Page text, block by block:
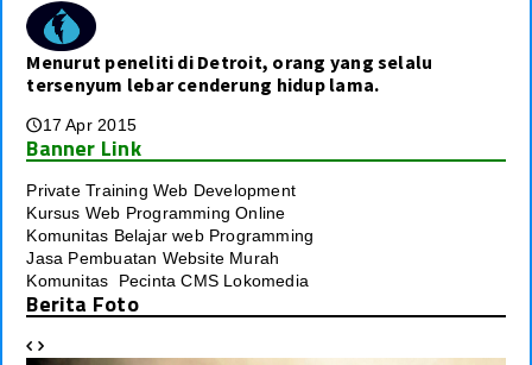
Menurut peneliti di Detroit, orang yang selalu
tersenyum lebar cenderung hidup lama.
🕔17 Apr 2015
Banner Link
Private Training Web Development
Kursus Web Programming Online
Komunitas Belajar web Programming
Jasa Pembuatan Website Murah
Komunitas Pecinta CMS Lokomedia
Berita Foto
 